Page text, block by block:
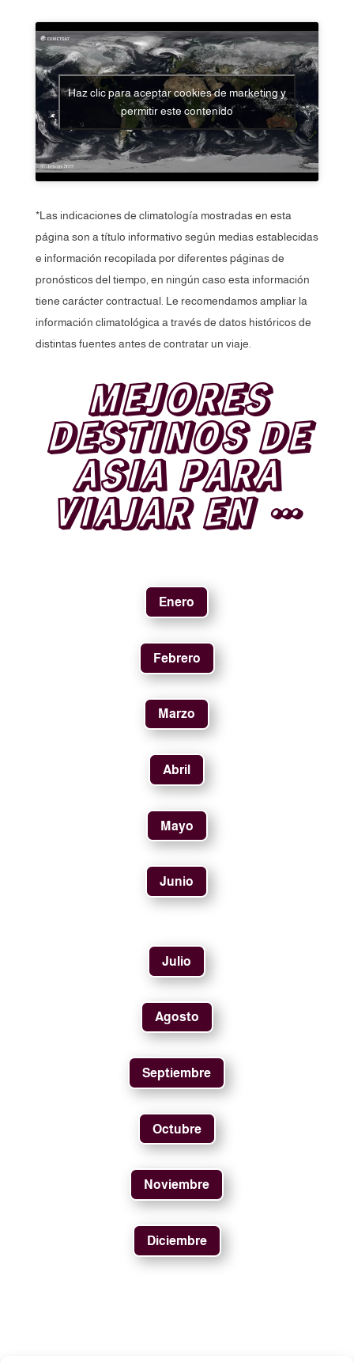
Haz clic para aceptar cookies de marketing y
permitir este contenido
*Las indicaciones de climatología mostradas en esta
página son a título informativo según medias establecidas
e información recopilada por diferentes páginas de
pronósticos del tiempo, en ningún caso esta información
tiene carácter contractual. Le recomendamos ampliar la
información climatológica a través de datos históricos de
distintas fuentes antes de contratar un viaje.
MEJORES
DESTINOS DE
ASIA PARA
VIAJAR EN …
Enero
Febrero
Marzo
Abril
Mayo
Junio
Julio
Agosto
Septiembre
Octubre
Noviembre
Diciembre